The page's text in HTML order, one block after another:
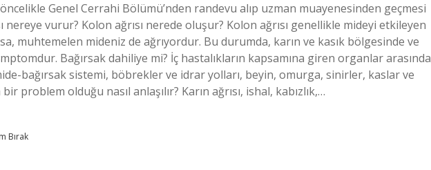
Genel Cerrahi Bölümü’nden randevu alıp uzman muayenesinden geçmesi
nereye vurur? Kolon ağrısı nerede oluşur? Kolon ağrısı genellikle mideyi etkileyen
muhtemelen mideniz de ağrıyordur. Bu durumda, karın ve kasık bölgesinde ve
Bağırsak dahiliye mi? İç hastalıkların kapsamına giren organlar arasında
bağırsak sistemi, böbrekler ve idrar yolları, beyin, omurga, sinirler, kaslar ve
problem olduğu nasıl anlaşılır? Karın ağrısı, ishal, kabızlık,…
Bırak